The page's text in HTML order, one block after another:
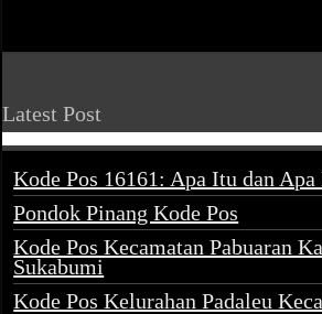
Latest Post
Kode Pos 16161: Apa Itu dan
Pondok Pinang Kode Pos
Kode Pos Kecamatan Pabuaran
Sukabumi
Kode Pos Kelurahan Padaleu